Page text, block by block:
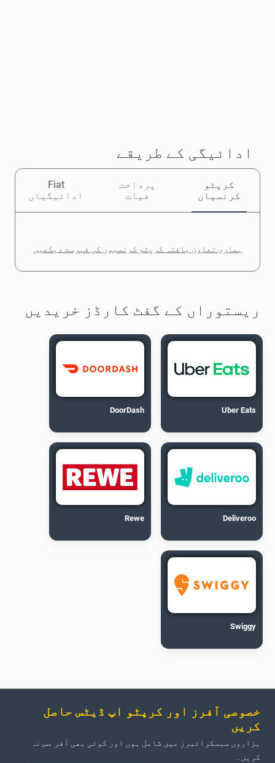
ادائیگی کے طریقے
کرپٹو
کرنسیاں
پرداخت
فیات
Fiat
ادائیگیاں
ہماری تعاون یافتہ کرپٹو کرنسیوں کی فہرست دیکھیں
ریستوراں کے گفٹ کارڈز خریدیں
Uber Eats
DoorDash
Deliveroo
Rewe
Swiggy
خصوصی آفرز اور کرپٹو اپ ڈیٹس حاصل
کریں
ہزاروں سبسکرائبرز میں شامل ہوں اور کوئی بھی آفر مس نہ
کریں۔